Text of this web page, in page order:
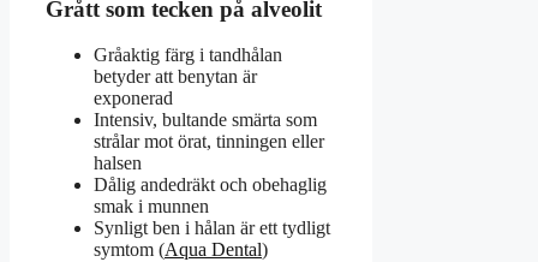
Grått som tecken på alveolit
Gråaktig färg i tandhålan
betyder att benytan är
exponerad
Intensiv, bultande smärta som
strålar mot örat, tinningen eller
halsen
Dålig andedräkt och obehaglig
smak i munnen
Synligt ben i hålan är ett tydligt
symtom (Aqua Dental)